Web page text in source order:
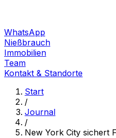
WhatsApp
Nießbrauch
Immobilien
Team
Kontakt & Standorte
Start
/
Journal
/
New York City sichert